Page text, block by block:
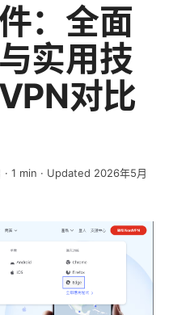
：全面
实用技
对比
· 1 min · Updated 2026年5月